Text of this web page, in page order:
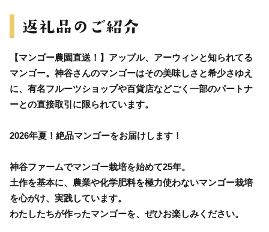
【マンゴー農園直送！】アップル、アーウィンと知られてる
マンゴー。神谷さんのマンゴーはその美味しさと希少さゆえ
に、有名フルーツショップや百貨店などごく一部のパートナ
ーとの直接取引に限られています。
2026年夏！絶品マンゴーをお届けします！
神谷ファームでマンゴー栽培を始めて25年。
土作を基本に、農業や化学肥料を極力使わないマンゴー栽培
を心がけ、実践しています。
わたしたちが作ったマンゴーを、ぜひお楽しみください。